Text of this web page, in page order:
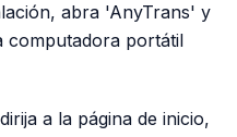
abra 'AnyTrans' y
computadora portátil
a la página de inicio,